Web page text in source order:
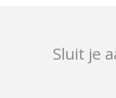
Sluit je